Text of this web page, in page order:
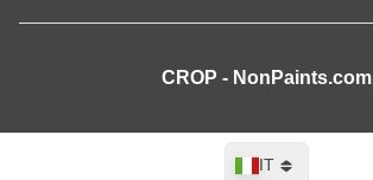
CROP - NonPaints.com
Lingua
IT